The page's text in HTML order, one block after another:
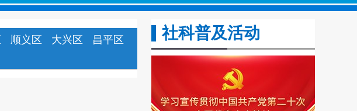
顺义区 大兴区
昌平区
社科普及活动